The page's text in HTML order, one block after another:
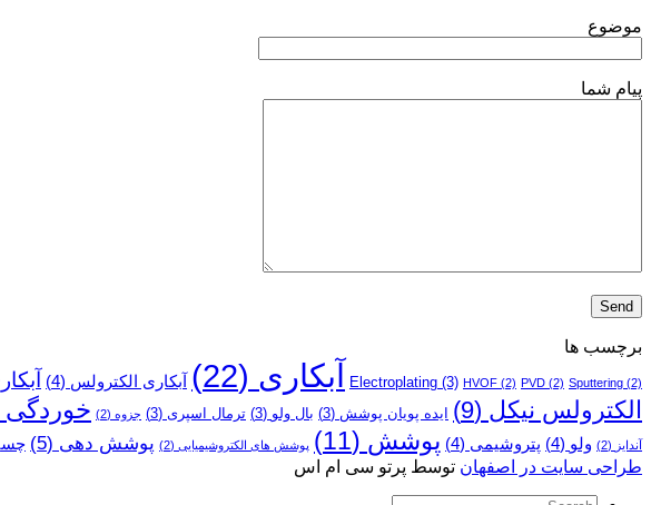
موضوع
پیام شما
برچسب ها
Electroplating (3) HVOF (2) PVD (2) Sputtering (2) آبکاری (22) آبکاری الکترولس (4)
الکترولس نیکل (9) ایده پویان پوشش (3) بال ولو (3) ترمال اسپری (3) جزوه (2) خوردگی
آندایز (2) ولو (4) پتروشیمی (4) پوشش (11) پوشش­ های الکتروشیمیایی (2) پوشش دهی (5)
طراحی سایت در اصفهان توسط پرتو سی ام اس